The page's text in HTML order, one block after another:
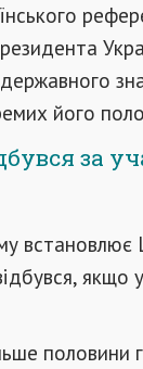
його
за
встановлює
якщо
половини